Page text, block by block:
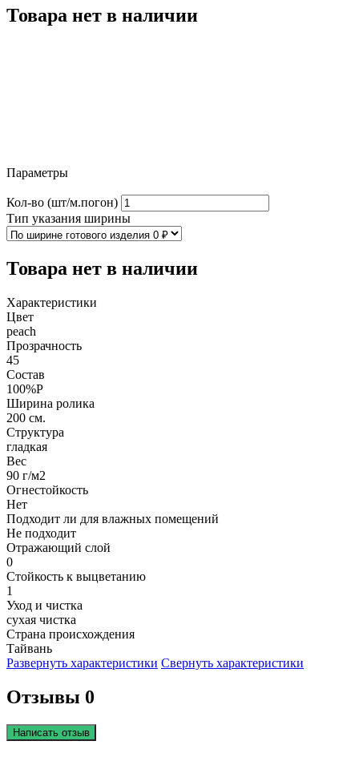
Товара нет в наличии
Параметры
Кол-во (шт/м.погон)
Тип указания ширины
Товара нет в наличии
Характеристики
Цвет
peach
Прозрачность
45
Состав
100%P
Ширина ролика
200 см.
Структура
гладкая
Вес
90 г/м2
Огнестойкость
Нет
Подходит ли для влажных помещений
Не подходит
Отражающий слой
0
Стойкость к выцветанию
1
Уход и чистка
сухая чистка
Страна происхождения
Тайвань
Развернуть характеристики Свернуть характеристики
Отзывы 0
Написать отзыв